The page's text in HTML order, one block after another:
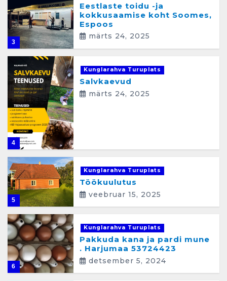
3
Eestlaste toidu -ja
kokkusaamise koht Soomes,
Espoos
märts 24, 2025
4
Kunglarahva Turuplats
Salvkaevud
märts 24, 2025
5
Kunglarahva Turuplats
Töökuulutus
veebruar 15, 2025
6
Kunglarahva Turuplats
Pakkuda kana ja pardi mune
. Harjumaa 53724423
detsember 5, 2024